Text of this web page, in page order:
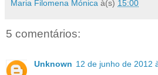
Maria Filomena Mónica à(s) 15:00
5 comentários:
Unknown 12 de junho de 2012